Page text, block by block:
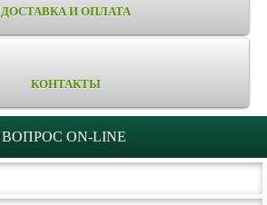
ДОСТАВКА И ОПЛАТА
КОНТАКТЫ
ВОПРОС ON-LINE